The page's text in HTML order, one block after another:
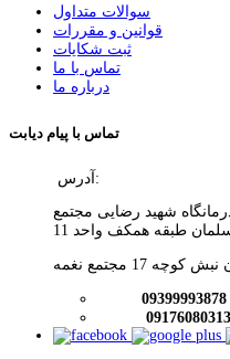
سوالات متداول
قوانین و مقررات
ثبت شکایات
تماس با ما
درباره ما
تماس با پیام دیابت
آدرس:
درمانگاه شهید رضایی مجتمع
طبقه همکف واحد 11
09399993878